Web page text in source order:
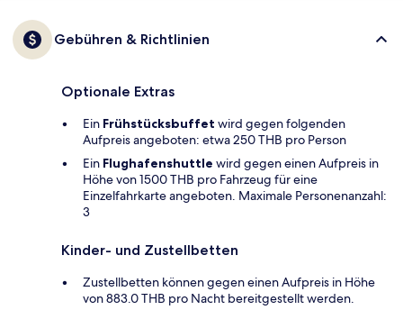
Gebühren & Richtlinien
Optionale Extras
Ein Frühstücksbuffet wird gegen folgenden
Aufpreis angeboten: etwa 250 THB pro Person
Ein Flughafenshuttle wird gegen einen Aufpreis in
Höhe von 1500 THB pro Fahrzeug für eine
Einzelfahrkarte angeboten. Maximale Personenanzahl:
3
Kinder- und Zustellbetten
Zustellbetten können gegen einen Aufpreis in Höhe
von 883.0 THB pro Nacht bereitgestellt werden.